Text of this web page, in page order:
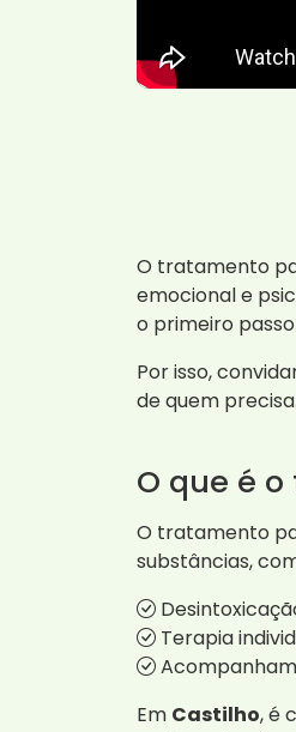
O tratamento
emocional e
o primeiro
Por isso,
de quem
O que é
O tratamento
substâncias,
Terapia
Em Castilho, é